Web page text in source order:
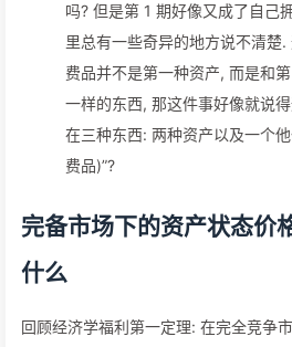
吗? 但是第 1 期好像又成了自己
里总有一些奇异的地方说不清楚
费品并不是第一种资产, 而是和
一样的东西, 那这件事好像就说
在三种东西: 两种资产以及一个
费品)”?
完备市场下的资产状态价
什么
回顾经济学福利第一定理: 在完全竞争